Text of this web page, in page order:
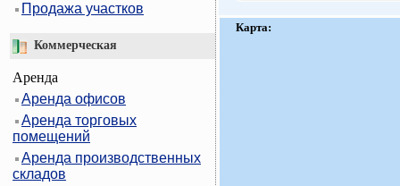
Продажа участков
Коммерческая
Аренда
Аренда офисов
Аренда торговых
помещений
Аренда производственных
складов
Карта: